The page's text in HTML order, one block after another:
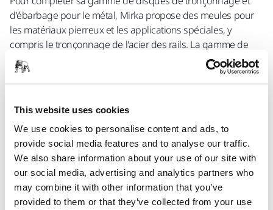
This website uses cookies
We use cookies to personalise content and ads, to
provide social media features and to analyse our traffic.
We also share information about your use of our site with
our social media, advertising and analytics partners who
may combine it with other information that you’ve
provided to them or that they’ve collected from your use
d'ébarbage pour le métal, Mirka propose des meules pour
les matériaux pierreux et les applications spéciales, y
compris le tronçonnage de l'acier des rails. La gamme de
meules Mirka comprend également des meules de
tronçonnage pour les métaux non ferreux, avec une
« En proposant des disques à tronçonner et des meules à
ébarber, Mirka renforce son offre pour les professionnels de
la carrosserie et de la tôlerie, ainsi que pour d'autres
professions où la mise en forme efficace du métal fait partie
du travail quotidien », déclare Kristian Johansson, chef de
produit chez Mirka.